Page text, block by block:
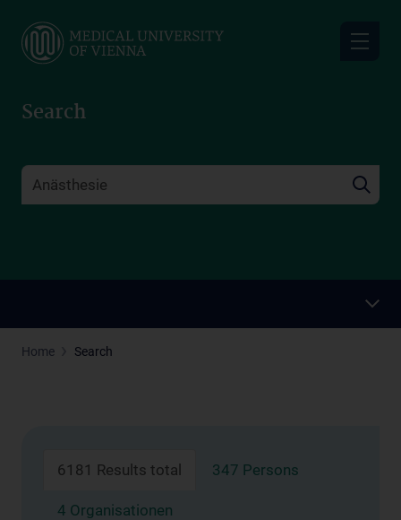
main
Search
Home Search
6181 Results total 347 Persons
4 Organisationen